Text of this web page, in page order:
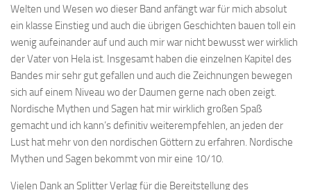
Welten und Wesen wo dieser Band anfängt war für mich absolut
ein klasse Einstieg und auch die übrigen Geschichten bauen toll ein
wenig aufeinander auf und auch mir war nicht bewusst wer wirklich
der Vater von Hela ist. Insgesamt haben die einzelnen Kapitel des
Bandes mir sehr gut gefallen und auch die Zeichnungen bewegen
sich auf einem Niveau wo der Daumen gerne nach oben zeigt.
Nordische Mythen und Sagen hat mir wirklich großen Spaß
gemacht und ich kann’s definitiv weiterempfehlen, an jeden der
Lust hat mehr von den nordischen Göttern zu erfahren. Nordische
Mythen und Sagen bekommt von mir eine 10/10.
Vielen Dank an Splitter Verlag für die Bereitstellung des